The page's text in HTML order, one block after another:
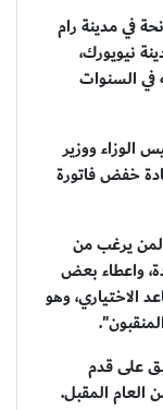
في مدينة رام
نيويورك،
في السنوات
الوزاء ووزير
خفض فاتورة
لمن يرغب من
واعطاء بعض
الاختياري، وهو
على قدم
العام المقبل.